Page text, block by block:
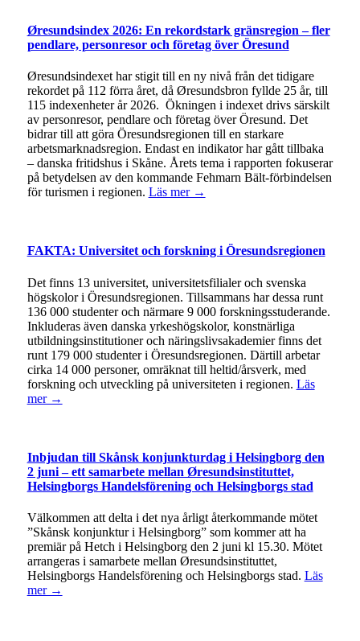
Øresundsindex 2026: En rekordstark gränsregion – fler
pendlare, personresor och företag över Öresund
Øresundsindexet har stigit till en ny nivå från det tidigare
rekordet på 112 förra året, då Øresundsbron fyllde 25 år, till
115 indexenheter år 2026. Ökningen i indexet drivs särskilt
av personresor, pendlare och företag över Öresund. Det
bidrar till att göra Öresundsregionen till en starkare
arbetsmarknadsregion. Endast en indikator har gått tillbaka
– danska fritidshus i Skåne. Årets tema i rapporten fokuserar
på betydelsen av den kommande Fehmarn Bält-förbindelsen
för turismen i regionen. Läs mer →
FAKTA: Universitet och forskning i Öresundsregionen
Det finns 13 universitet, universitetsfilialer och svenska
högskolor i Öresundsregionen. Tillsammans har dessa runt
136 000 studenter och närmare 9 000 forskningsstuderande.
Inkluderas även danska yrkeshögskolor, konstnärliga
utbildningsinstitutioner och näringslivsakademier finns det
runt 179 000 studenter i Öresundsregionen. Därtill arbetar
cirka 14 000 personer, omräknat till heltid/årsverk, med
forskning och utveckling på universiteten i regionen. Läs
mer →
Inbjudan till Skånsk konjunkturdag i Helsingborg den
2 juni – ett samarbete mellan Øresundsinstituttet,
Helsingborgs Handelsförening och Helsingborgs stad
Välkommen att delta i det nya årligt återkommande mötet
”Skånsk konjunktur i Helsingborg” som kommer att ha
premiär på Hetch i Helsingborg den 2 juni kl 15.30. Mötet
arrangeras i samarbete mellan Øresundsinstituttet,
Helsingborgs Handelsförening och Helsingborgs stad. Läs
mer →